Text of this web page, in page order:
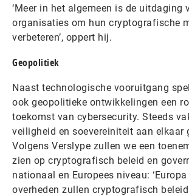
‘Meer in het algemeen is de uitdaging
organisaties om hun cryptografische
verbeteren’, oppert hij.
Geopolitiek
Naast technologische vooruitgang
ook geopolitieke ontwikkelingen een
toekomst van cybersecurity. Steeds
veiligheid en soevereiniteit aan elkaar
Volgens Verslype zullen we een
zien op cryptografisch beleid en
nationaal en Europees niveau:
overheden zullen cryptografisch